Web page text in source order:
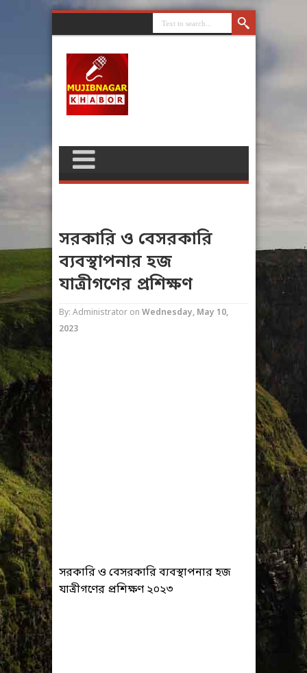
সরকারি ও বেসরকারি
ব্যবস্থাপনার হজ
যাত্রীগণের প্রশিক্ষণ
By: Administrator on Wednesday, May 10,
2023
সরকারি ও বেসরকারি ব্যবস্থাপনার হজ
যাত্রীগণের প্রশিক্ষণ ২০২৩